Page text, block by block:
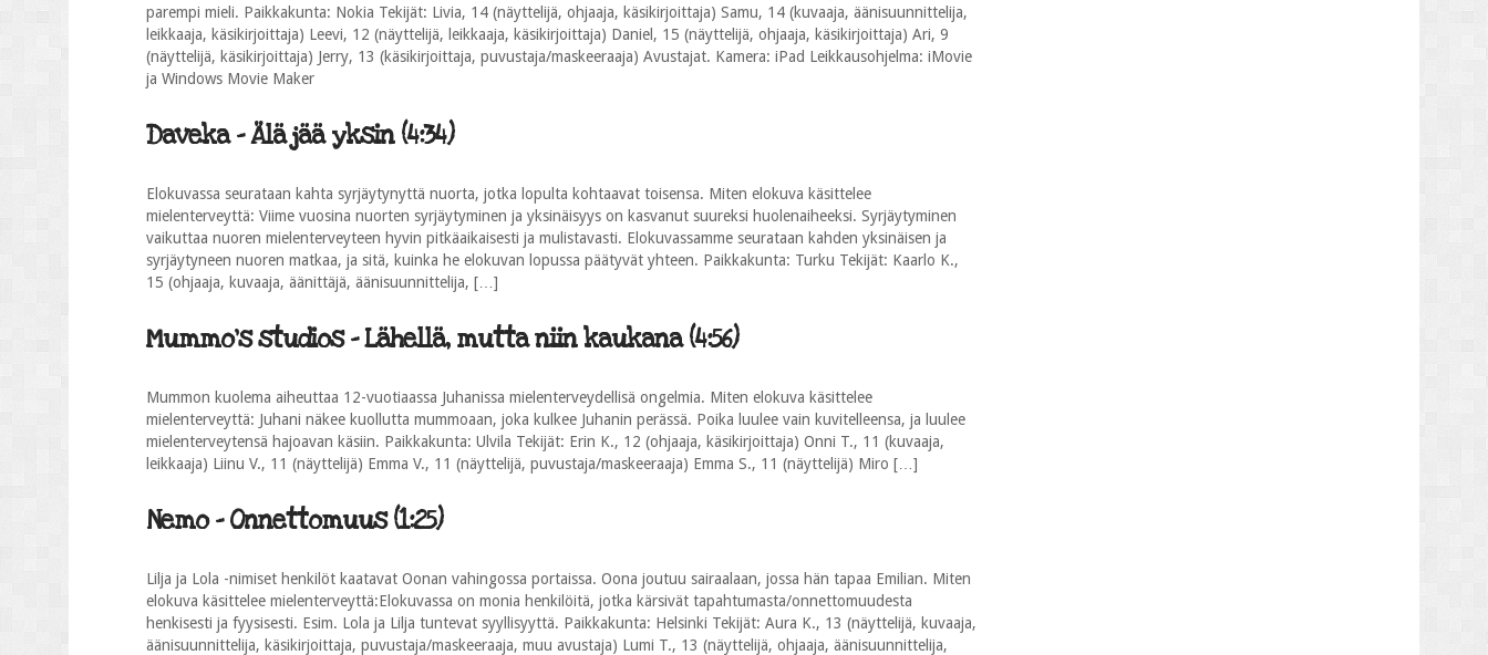
parempi mieli. Paikkakunta: Nokia Tekijät: Livia, 14 (näyttelijä, ohjaaja, käsikirjoittaja) Samu, 14 (kuvaaja, äänisuunnittelija,
leikkaaja, käsikirjoittaja) Leevi, 12 (näyttelijä, leikkaaja, käsikirjoittaja) Daniel, 15 (näyttelijä, ohjaaja, käsikirjoittaja) Ari, 9
(näyttelijä, käsikirjoittaja) Jerry, 13 (käsikirjoittaja, puvustaja/maskeeraaja) Avustajat. Kamera: iPad Leikkausohjelma: iMovie
ja Windows Movie Maker
Daveka - Älä jää yksin (4:34)
Elokuvassa seurataan kahta syrjäytynyttä nuorta, jotka lopulta kohtaavat toisensa. Miten elokuva käsittelee
mielenterveyttä: Viime vuosina nuorten syrjäytyminen ja yksinäisyys on kasvanut suureksi huolenaiheeksi. Syrjäytyminen
vaikuttaa nuoren mielenterveyteen hyvin pitkäaikaisesti ja mulistavasti. Elokuvassamme seurataan kahden yksinäisen ja
syrjäytyneen nuoren matkaa, ja sitä, kuinka he elokuvan lopussa päätyvät yhteen. Paikkakunta: Turku Tekijät: Kaarlo K.,
15 (ohjaaja, kuvaaja, äänittäjä, äänisuunnittelija, […]
Mummo's studios - Lähellä, mutta niin kaukana (4:56)
Mummon kuolema aiheuttaa 12-vuotiaassa Juhanissa mielenterveydellisä ongelmia. Miten elokuva käsittelee
mielenterveyttä: Juhani näkee kuollutta mummoaan, joka kulkee Juhanin perässä. Poika luulee vain kuvitelleensa, ja luulee
mielenterveytensä hajoavan käsiin. Paikkakunta: Ulvila Tekijät: Erin K., 12 (ohjaaja, käsikirjoittaja) Onni T., 11 (kuvaaja,
leikkaaja) Liinu V., 11 (näyttelijä) Emma V., 11 (näyttelijä, puvustaja/maskeeraaja) Emma S., 11 (näyttelijä) Miro […]
Nemo - Onnettomuus (1:25)
Lilja ja Lola -nimiset henkilöt kaatavat Oonan vahingossa portaissa. Oona joutuu sairaalaan, jossa hän tapaa Emilian. Miten
elokuva käsittelee mielenterveyttä:Elokuvassa on monia henkilöitä, jotka kärsivät tapahtumasta/onnettomuudesta
henkisesti ja fyysisesti. Esim. Lola ja Lilja tuntevat syyllisyyttä. Paikkakunta: Helsinki Tekijät: Aura K., 13 (näyttelijä, kuvaaja,
äänisuunnittelija, käsikirjoittaja, puvustaja/maskeeraaja, muu avustaja) Lumi T., 13 (näyttelijä, ohjaaja, äänisuunnittelija,